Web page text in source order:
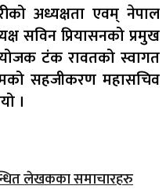
अध्यक्षता एवम् नेपाल
सविन प्रियासनको प्रमुख
टंक रावतको स्वागत
सहजीकरण महासचिव
।
लेखकका समाचारहरु